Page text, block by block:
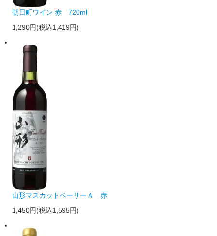
朝日町ワイン 赤 720ml
1,290円(税込1,419円)
山形マスカットベーリーＡ 赤
1,450円(税込1,595円)